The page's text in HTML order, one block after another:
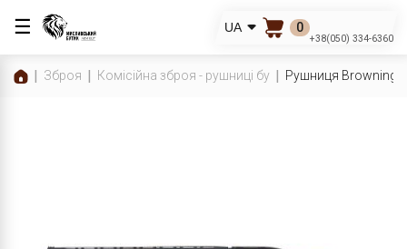
☰ UA 0
+38(050) 334-6360
Зброя Комісійна зброя - рушниці бу Рушниця Browning